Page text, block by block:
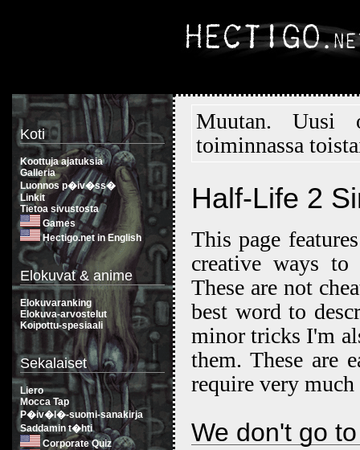
Koti
Koottuja ajatuksia
Galleria
Luonnos p�iv�ss�
Linkit
Tietoa sivustosta
Games
Hectigo.net in English
Elokuvat & anime
Elokuvaranking
Elokuva-arvostelut
Koipottu-spesiaali
Sekalaiset
Liero
Mocca Tap
P�iv�l�-suomi-sanakirja
Saddamin t�hti
Corporate Quiz
Muutan.
toiminnassa
Half-Life 2
This page
creative ways
These are not
best word to
minor tricks I'm
them. These are
require very
We don't go